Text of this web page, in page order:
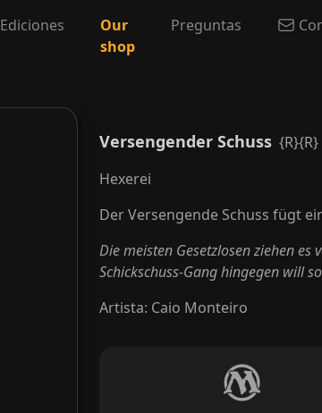
Ediciones
Our
shop
Preguntas
Versengender Schuss {R}{R}
Hexerei
Der Versengende Schuss fügt
Die meisten Gesetzlosen ziehen es
Schickschuss-Gang hingegen will
Artista: Caio Monteiro